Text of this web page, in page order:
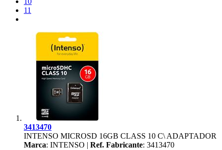
11
3413470
INTENSO MICROSD 16GB CLASS 10 C\ ADAPTADOR
Marca: INTENSO | Ref. Fabricante: 3413470